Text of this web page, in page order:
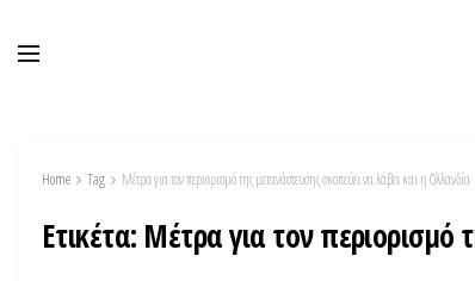
Home Tag Μέτρα για τον περιορισμό της μετανάστευσης σκοπεύει να λάβει και η Ολλανδία
Ετικέτα: Μέτρα για τον περιορισμό